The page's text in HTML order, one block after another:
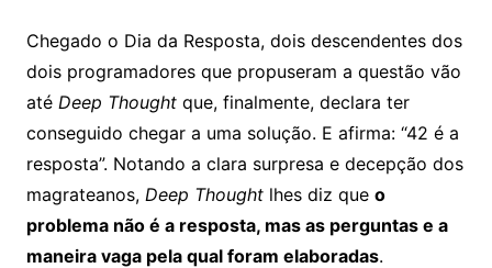
Chegado o Dia da Resposta, dois descendentes dos
dois programadores que propuseram a questão vão
até Deep Thoughtque, finalmente, declara ter
conseguido chegar a uma solução. E afirma: “42 é a
resposta”. Notando a clara surpresa e decepção dos
magrateanos, Deep Thoughtlhes diz que o
problema não é a resposta, mas as perguntas e a
maneira vaga pela qual foram elaboradas.